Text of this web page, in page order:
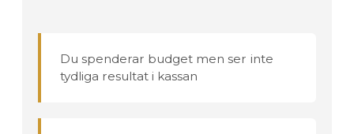
Du spenderar budget men ser inte
tydliga resultat i kassan